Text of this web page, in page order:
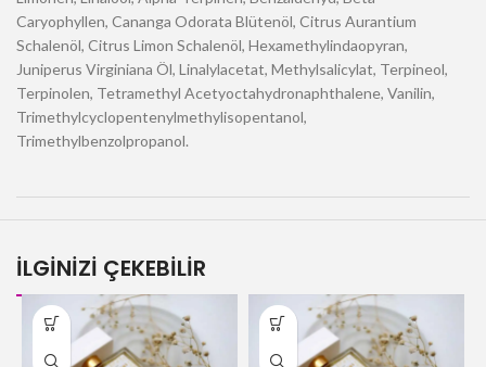
Caryophyllen, Cananga Odorata Blütenöl, Citrus Aurantium
Schalenöl, Citrus Limon Schalenöl, Hexamethylindaopyran,
Juniperus Virginiana Öl, Linalylacetat, Methylsalicylat, Terpineol,
Terpinolen, Tetramethyl Acetyoctahydronaphthalene, Vanilin,
Trimethylcyclopentenylmethylisopentanol,
Trimethylbenzolpropanol.
İLGİNİZİ ÇEKEBİLİR